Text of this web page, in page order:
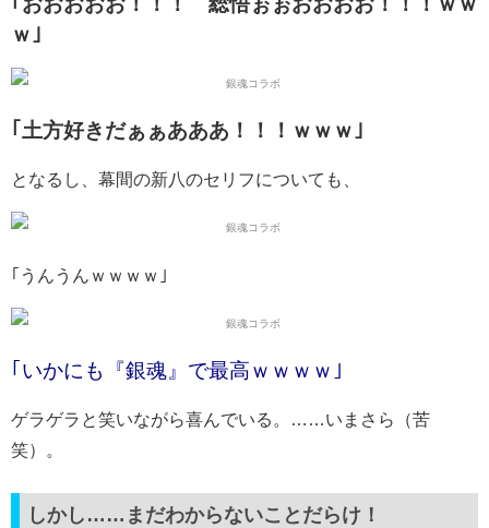
ｗ｣
｢土方好きだぁぁあああ！！！ｗｗｗ｣
となるし、幕間の新八のセリフについても、
｢うんうんｗｗｗｗ｣
｢いかにも『銀魂』で最高ｗｗｗｗ｣
ゲラゲラと笑いながら喜んでいる。……いまさら（苦
笑）。
しかし……まだわからないことだらけ！